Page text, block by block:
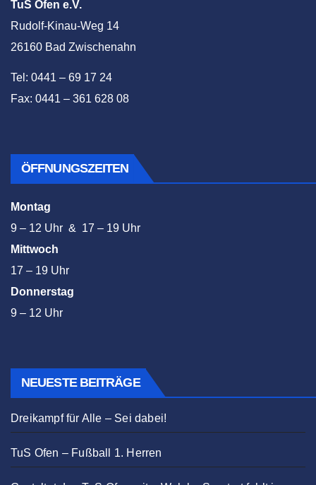
TuS Ofen e.V.
Rudolf-Kinau-Weg 14
26160 Bad Zwischenahn
Tel: 0441 – 69 17 24
Fax: 0441 – 361 628 08
ÖFFNUNGSZEITEN
Montag
9 – 12 Uhr & 17 – 19 Uhr
Mittwoch
17 – 19 Uhr
Donnerstag
9 – 12 Uhr
NEUESTE BEITRÄGE
Dreikampf für Alle – Sei dabei!
TuS Ofen – Fußball 1. Herren